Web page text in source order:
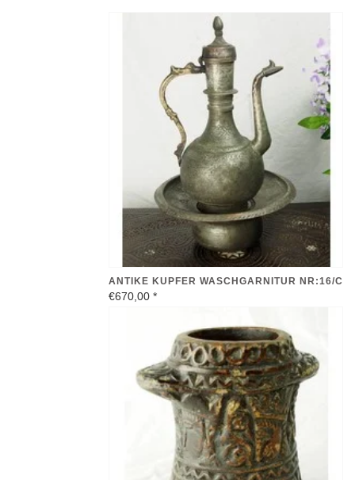
ANTIKE KUPFER WASCHGARNITUR NR:16/C
€670,00 *